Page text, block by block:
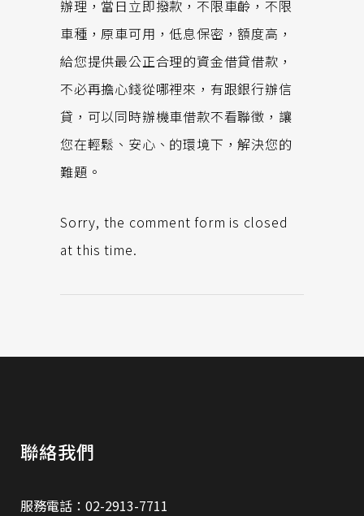
辦理，當日立即撥款，不限車齡，不限
車種，原車可用，低息保密，額度高，
給您提供最公正合理的資金借貸借款，
不必再擔心錢從哪裡來，有跟銀行辦信
貸，可以同時辦機車借款不看聯徵，讓
您在輕鬆、安心、的環境下，解決您的
難題。
Sorry, the comment form is closed
at this time.
聯絡我們
服務電話：02-2913-7711